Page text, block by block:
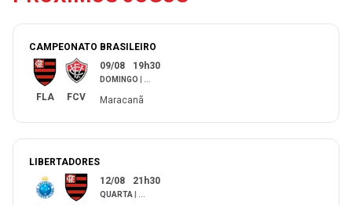
CAMPEONATO BRASILEIRO
FLA FCV
09/08 19h30
DOMINGO
Maracanã
LIBERTADORES
12/08 21h30
QUARTA